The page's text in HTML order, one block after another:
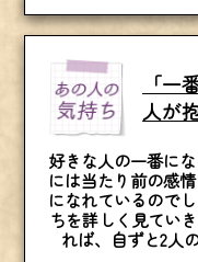
「
人が
好きな人の一番に
には当たり前の感
になれているので
ちを詳しく見てい
れば、自ずと2人